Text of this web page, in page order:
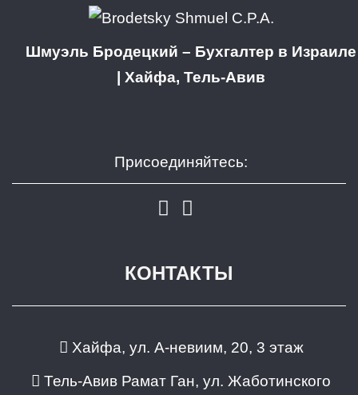
Шмуэль Бродецкий – Бухгалтер в Израиле
| Хайфа, Тель-Авив
Присоединяйтесь:
КОНТАКТЫ
Хайфа, ул. А-невиим, 20, 3 этаж
Тель-Авив Рамат Ган, ул. Жаботинского